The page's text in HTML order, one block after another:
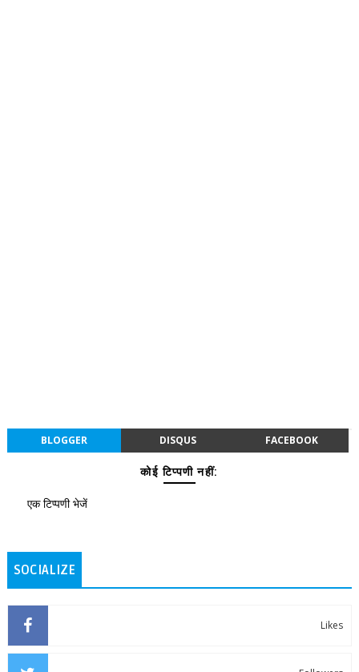
BLOGGER DISQUS FACEBOOK
कोई टिप्पणी नहीं:
एक टिप्पणी भेजें
SOCIALIZE
Likes